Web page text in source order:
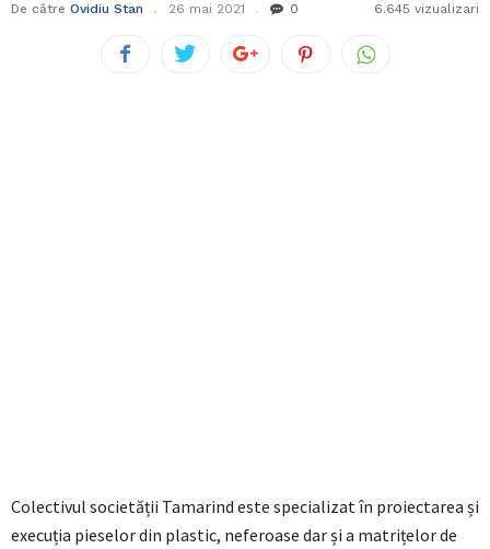
De către Ovidiu Stan 26 mai 2021 0 6.645 vizualizari
Colectivul societății Tamarind este specializat în proiectarea și
execuția pieselor din plastic, neferoase dar și a matrițelor de